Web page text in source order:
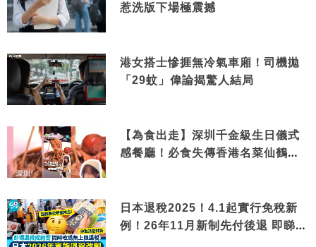
惹洗版下場極震撼
港女搭士慘捱無冷氣車廂！司機拋
「29蚊」偉論揭驚人結局
【為食出走】深圳千金級生日儀式
感餐廳！必食失傳香港名菜仙鶴神
日本退稅2025！4.1起實行免稅新
例！26年11月新制先付後退 即睇步